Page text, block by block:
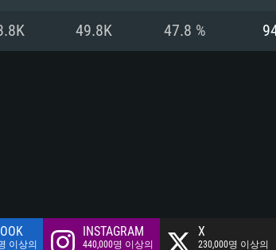
49.8K 47.8 %
이상의
INSTAGRAM
440,000명 이상의
X
230,000명 이상의